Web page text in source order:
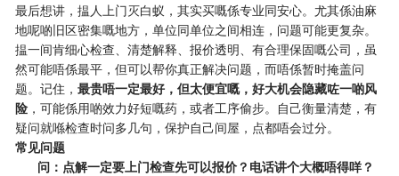
最后想讲，揾人上门灭白蚁，其实买嘅係专业同安心。尤其係油麻
地呢啲旧区密集嘅地方，单位同单位之间相连，问题可能更复杂。
揾一间肯细心检查、清楚解释、报价透明、有合理保固嘅公司，虽
然可能唔係最平，但可以帮你真正解决问题，而唔係暂时掩盖问
题。记住，最贵唔一定最好，但太便宜嘅，好大机会隐藏咗一啲风
险 ，可能係用啲效力好短嘅药，或者工序偷步。自己衡量清楚，有
疑问就喺检查时问多几句，保护自己间屋，点都唔会过分。
常见问题
问：点解一定要上门检查先可以报价？电话讲个大概唔得咩？